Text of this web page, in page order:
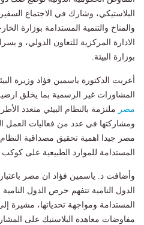
البلاستيكي، وشارك في الاجتماع
والمناخ والتنمية المستدامة بوزارة
الادارة المركزية للتعاون الدولي، و
بوزارة البيئة.
أعربت الدكتورة ياسمين فؤاد وزيرة
المشاورات غير الرسمية بما يخلق
مصر ملتزمة بالنظام البيئي متعدد
ومشاركتها في عدد من فعاليات العمل
مصر جيدا اهمية تحقيق مصداقية
المستدامة للموارد الطبيعية على
وأضافت د. ياسمين فؤاد ان مصر
الدول النامية تتفهم حرص الدول
المستدامة ومواجهة تحدياتها،
مفاوضات معاهدة البلاستيك على